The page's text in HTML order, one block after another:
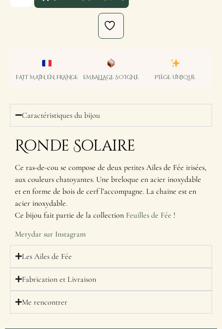
FAIT MAIN EN FRANCE EMBALLAGE SOIGNÉ PIÈCE UNIQUE
Caractéristiques du bijou
Ronde Solaire
Ce ras-de-cou se compose de deux petites Ailes de Fée irisées,
aux couleurs chatoyantes. Une breloque en acier inoxydable
et en forme de bois de cerf l’accompagne. La chaine est en
acier inoxydable.
Ce bijou fait partie de la collection Feuilles de Fée !
Merydar sur Instagram
Les Ailes de Fée
Fabrication et Livraison
Me rencontrer